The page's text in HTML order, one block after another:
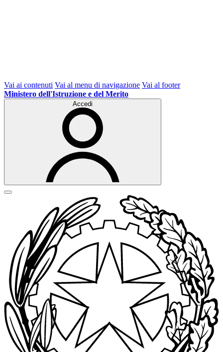
Vai ai contenuti Vai al menu di navigazione Vai al footer
Ministero dell'Istruzione e del Merito
Accedi